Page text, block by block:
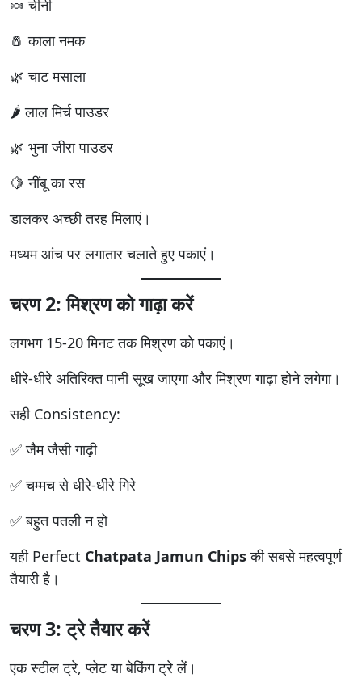
🍬 चीनी
🧂 काला नमक
🌿 चाट मसाला
🌶 लाल मिर्च पाउडर
🌿 भुना जीरा पाउडर
🍋 नींबू का रस
डालकर अच्छी तरह मिलाएं।
मध्यम आंच पर लगातार चलाते हुए पकाएं।
चरण 2: मिश्रण को गाढ़ा करें
लगभग 15-20 मिनट तक मिश्रण को पकाएं।
धीरे-धीरे अतिरिक्त पानी सूख जाएगा और मिश्रण गाढ़ा होने लगेगा।
सही Consistency:
✅ जैम जैसी गाढ़ी
✅ चम्मच से धीरे-धीरे गिरे
✅ बहुत पतली न हो
यही Perfect Chatpata Jamun Chipsकी सबसे महत्वपूर्ण
तैयारी है।
चरण 3: ट्रे तैयार करें
एक स्टील ट्रे, प्लेट या बेकिंग ट्रे लें।